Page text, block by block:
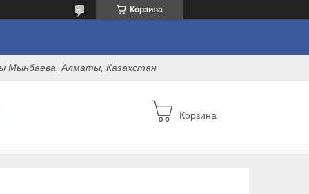
Корзина
Мынбаева, Алматы, Казахстан
Корзина